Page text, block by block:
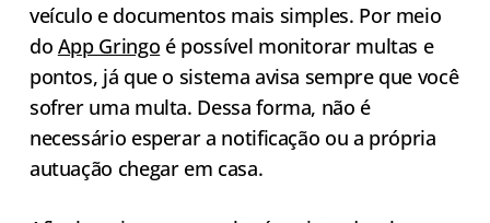
veículo e documentos mais simples. Por meio
do App Gringo é possível monitorar multas e
pontos, já que o sistema avisa sempre que você
sofrer uma multa. Dessa forma, não é
necessário esperar a notificação ou a própria
autuação chegar em casa.